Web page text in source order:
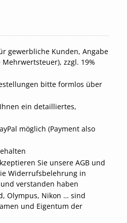
gewerbliche Kunden, Angabe
zzgl. 19%
bitte formlos über
ein detailliertes,
möglich (Payment also
Sie unsere AGB und
Widerrufsbelehrung in
verstanden haben
Olympus, Nikon … sind
und Eigentum der